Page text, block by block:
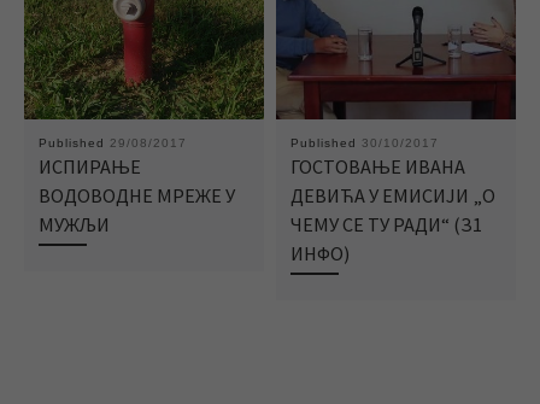
Published 29/08/2017
ИСПИРАЊЕ
ВОДОВОДНЕ МРЕЖЕ У
МУЖЉИ
Published 30/10/2017
ГОСТОВАЊЕ ИВАНА
ДЕВИЋА У ЕМИСИЈИ „О
ЧЕМУ СЕ ТУ РАДИ“ (З1
ИНФО)